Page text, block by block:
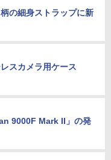
の細身ストラップに新
スカメラ用ケース
9000F Mark II」の発